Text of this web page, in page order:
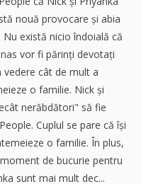
nouă provocare și abia
există nicio îndoială că
vor fi părinți devotați
cât de mult a
o familie. Nick și
nerăbdători" să fie
Cuplul se pare că își
o familie. În plus,
de bucurie pentru
sunt mai mult dec...